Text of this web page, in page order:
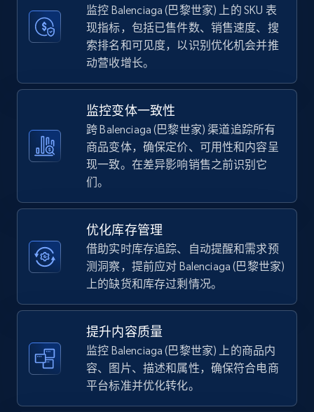
TikTok Shop
URL, Title, Available, Description, Currency, Initial
price, Final price, Discount percent, and more.
TikTok Shop - category
URL, Title, Available, Description, Currency, Initial
price, Final price, Discount percent, and more.
5.4K+ 667+ 立即开始
TikTok Shop - Collect TikTok shop products
by keywords search
URL, Title, Available, Description, Currency, Initial
price, Final price, Discount percent, and more.
5.4K+ 667+ 立即开始
监控 Balenciaga (巴黎世家) 上的 SKU 表
现指标，包括已售件数、销售速度、搜
索排名和可见度，以识别优化机会并推
动营收增长。
监控变体一致性
跨 Balenciaga (巴黎世家) 渠道追踪所有
商品变体，确保定价、可用性和内容呈
现一致。在差异影响销售之前识别它
们。
优化库存管理
借助实时库存追踪、自动提醒和需求预
测洞察，提前应对 Balenciaga (巴黎世家)
上的缺货和库存过剩情况。
提升内容质量
监控 Balenciaga (巴黎世家) 上的商品内
容、图片、描述和属性，确保符合电商
平台标准并优化转化。